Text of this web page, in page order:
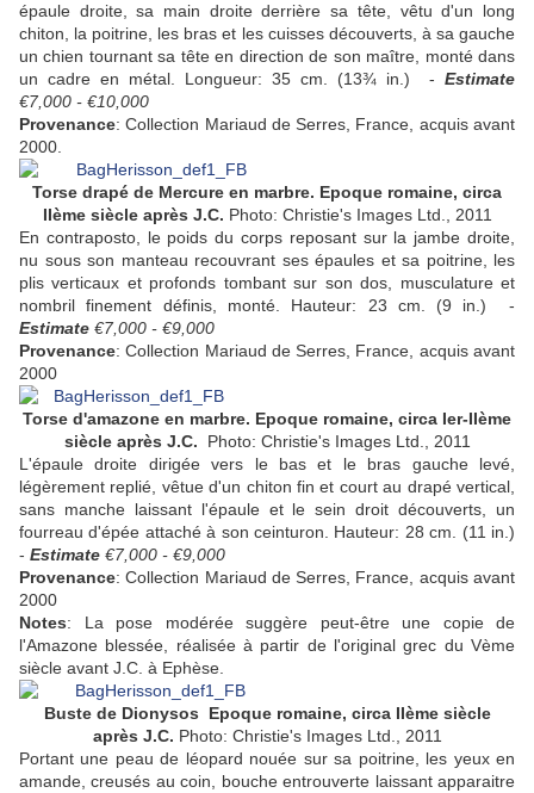
épaule droite, sa main droite derrière sa tête, vêtu d'un long
chiton, la poitrine, les bras et les cuisses découverts, à sa gauche
un chien tournant sa tête en direction de son maître, monté dans
un cadre en métal. Longueur: 35 cm. (13¾ in.) - Estimate
€7,000 - €10,000
Provenance: Collection Mariaud de Serres, France, acquis avant
2000.
Torse drapé de Mercure en marbre. Epoque romaine, circa
IIème siècle après J.C. Photo: Christie's Images Ltd., 2011
En contraposto, le poids du corps reposant sur la jambe droite,
nu sous son manteau recouvrant ses épaules et sa poitrine, les
plis verticaux et profonds tombant sur son dos, musculature et
nombril finement définis, monté. Hauteur: 23 cm. (9 in.) -
Estimate €7,000 - €9,000
Provenance: Collection Mariaud de Serres, France, acquis avant
2000
Torse d'amazone en marbre. Epoque romaine, circa Ier-IIème
siècle après J.C. Photo: Christie's Images Ltd., 2011
L'épaule droite dirigée vers le bas et le bras gauche levé,
légèrement replié, vêtue d'un chiton fin et court au drapé vertical,
sans manche laissant l'épaule et le sein droit découverts, un
fourreau d'épée attaché à son ceinturon. Hauteur: 28 cm. (11 in.)
- Estimate €7,000 - €9,000
Provenance: Collection Mariaud de Serres, France, acquis avant
2000
Notes: La pose modérée suggère peut-être une copie de
l'Amazone blessée, réalisée à partir de l'original grec du Vème
siècle avant J.C. à Ephèse.
Buste de Dionysos Epoque romaine, circa IIème siècle
après J.C. Photo: Christie's Images Ltd., 2011
Portant une peau de léopard nouée sur sa poitrine, les yeux en
amande, creusés au coin, bouche entrouverte laissant apparaitre